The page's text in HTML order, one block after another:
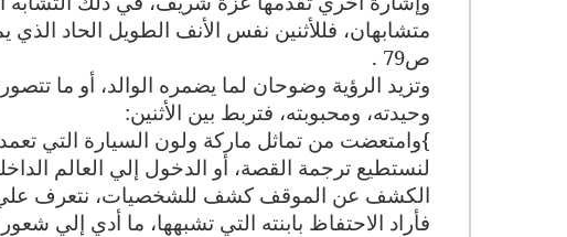
متشابهان، فللأثنين نفس الأنف الطويل الحاد الذي
ص79
.
وتزيد الرؤية وضوحان لما يضمره الوالد، أو ما
وحيدته، ومحبوبته، فتربط بين الأثنين:
{وامتعضت من تماثل ماركة ولون السيارة التي
لنستطيع ترجمة القصة، أو الدخول إلي العالم
الكشف عن الموقف كشف للشخصيات، نتعرف علي أن
فأراد الاحتفاظ بابنته التي تشبهها، ما أدي إلي